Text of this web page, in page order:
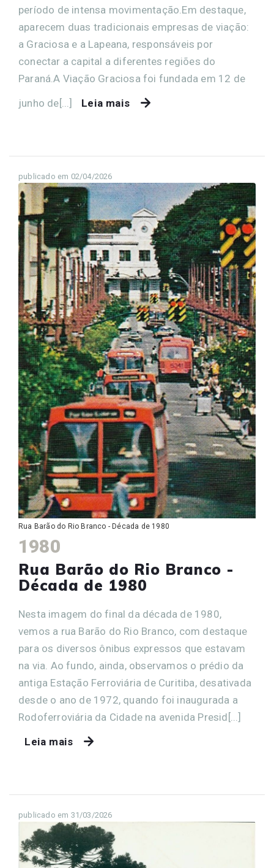
período de intensa movimentação.Em destaque,
aparecem duas tradicionais empresas de viação:
a Graciosa e a Lapeana, responsáveis por
conectar a capital a diferentes regiões do
Paraná.A Viação Graciosa foi fundada em 12 de
junho de[...]
Leia mais
publicado em 02/04/2026
Rua Barão do Rio Branco - Década de 1980
1980
Rua Barão do Rio Branco -
Década de 1980
Nesta imagem do final da década de 1980,
vemos a rua Barão do Rio Branco, com destaque
para os diversos ônibus expressos que estavam
na via. Ao fundo, ainda, observamos o prédio da
antiga Estação Ferroviária de Curitiba, desativada
desde o ano de 1972, quando foi inaugurada a
Rodoferroviária da Cidade na avenida Presid[...]
Leia mais
publicado em 31/03/2026